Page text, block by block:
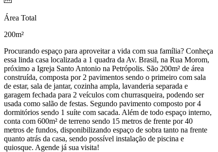
Área Total
200m²
Procurando espaço para aproveitar a vida com sua família? Conheça
essa linda casa localizada a 1 quadra da Av. Brasil, na Rua Morom,
próximo a Igreja Santo Antonio na Petrópolis. São 200m² de área
construída, composta por 2 pavimentos sendo o primeiro com sala
de estar, sala de jantar, cozinha ampla, lavanderia separada e
garagem fechada para 2 veículos com churrasqueira, podendo ser
usada como salão de festas. Segundo pavimento composto por 4
dormitórios sendo 1 suíte com sacada. Além de todo espaço interno,
conta com 600m² de terreno sendo 15 metros de frente por 40
metros de fundos, disponibilizando espaço de sobra tanto na frente
quanto atrás da casa, sendo possível instalação de piscina e
quiosque. Agende já sua visita!